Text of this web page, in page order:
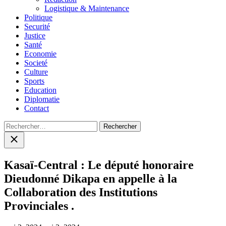
Logistique & Maintenance
Politique
Securité
Justice
Santé
Economie
Societé
Culture
Sports
Education
Diplomatie
Contact
Rechercher :
Close
search
Kasaï-Central : Le député honoraire
Dieudonné Dikapa en appelle à la
Collaboration des Institutions
Provinciales .